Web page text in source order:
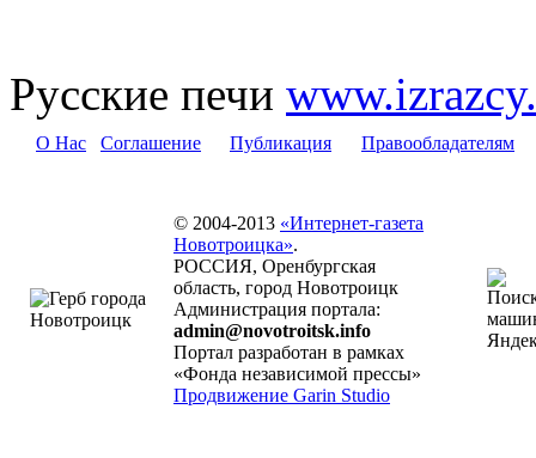
Русские печи
О Нас Соглашение Публикация Правообладателям
© 2004-2013 «Интернет-газета
Новотроицка».
РОССИЯ, Оренбургская
область, город Новотроицк
Администрация портала:
admin@novotroitsk.info
Портал разработан в рамках
«Фонда независимой прессы»
Продвижение Garin Studio